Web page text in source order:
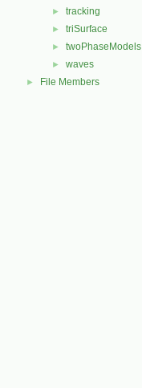
► tracking
► triSurface
► twoPhaseModels
► waves
► File Members